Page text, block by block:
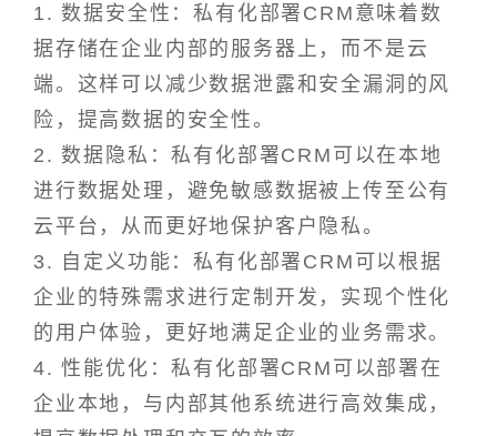
1. 数据安全性：私有化部署CRM意味着数
据存储在企业内部的服务器上，而不是云
端。这样可以减少数据泄露和安全漏洞的风
险，提高数据的安全性。
2. 数据隐私：私有化部署CRM可以在本地
进行数据处理，避免敏感数据被上传至公有
云平台，从而更好地保护客户隐私。
3. 自定义功能：私有化部署CRM可以根据
企业的特殊需求进行定制开发，实现个性化
的用户体验，更好地满足企业的业务需求。
4. 性能优化：私有化部署CRM可以部署在
企业本地，与内部其他系统进行高效集成，